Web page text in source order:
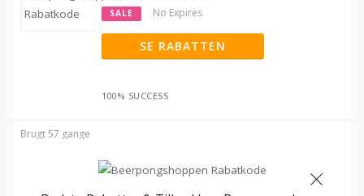
SALE No Expires
SE RABATTEN
100% SUCCESS
Brugt 57 gange